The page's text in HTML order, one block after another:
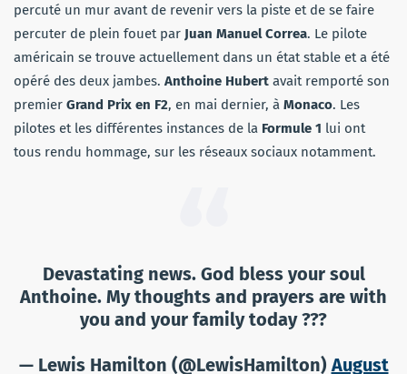
percuté un mur avant de revenir vers la piste et de se faire
percuter de plein fouet par Juan Manuel Correa. Le pilote
américain se trouve actuellement dans un état stable et a été
opéré des deux jambes. Anthoine Hubert avait remporté son
premier Grand Prix en F2, en mai dernier, à Monaco. Les
pilotes et les différentes instances de la Formule 1 lui ont
tous rendu hommage, sur les réseaux sociaux notamment.
Devastating news. God bless your soul
Anthoine. My thoughts and prayers are with
you and your family today ???
— Lewis Hamilton (@LewisHamilton) August